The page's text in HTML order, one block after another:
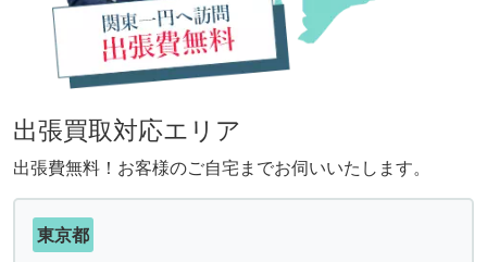
出張買取対応エリア
出張費無料！お客様のご自宅までお伺いいたします。
東京都